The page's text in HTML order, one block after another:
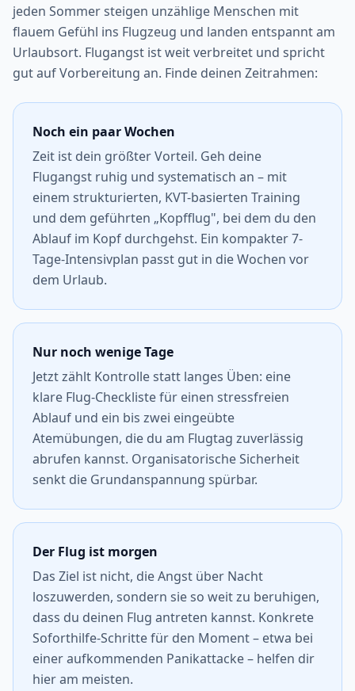
jeden Sommer steigen unzählige Menschen mit
flauem Gefühl ins Flugzeug und landen entspannt am
Urlaubsort. Flugangst ist weit verbreitet und spricht
gut auf Vorbereitung an. Finde deinen Zeitrahmen:
Noch ein paar Wochen
Zeit ist dein größter Vorteil. Geh deine
Flugangst ruhig und systematisch an – mit
einem strukturierten, KVT-basierten Training
und dem geführten „Kopfflug", bei dem du den
Ablauf im Kopf durchgehst. Ein kompakter 7-
Tage-Intensivplan passt gut in die Wochen vor
dem Urlaub.
Nur noch wenige Tage
Jetzt zählt Kontrolle statt langes Üben: eine
klare Flug-Checkliste für einen stressfreien
Ablauf und ein bis zwei eingeübte
Atemübungen, die du am Flugtag zuverlässig
abrufen kannst. Organisatorische Sicherheit
senkt die Grundanspannung spürbar.
Der Flug ist morgen
Das Ziel ist nicht, die Angst über Nacht
loszuwerden, sondern sie so weit zu beruhigen,
dass du deinen Flug antreten kannst. Konkrete
Soforthilfe-Schritte für den Moment – etwa bei
einer aufkommenden Panikattacke – helfen dir
hier am meisten.